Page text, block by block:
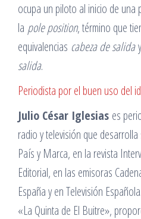
ocupa un piloto al inicio de una
la pole position, término que
equivalencias cabeza de salida
salida.
Periodista por el buen uso del
Julio César Iglesias es
radio y televisión que
País y Marca, en la revista
Editorial, en las emisoras
España y en Televisión
«La Quinta de El Buitre»,